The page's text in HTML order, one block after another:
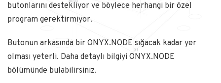
butonlarını destekliyor ve böylece herhangi bir özel
program gerektirmiyor.
Butonun arkasında bir ONYX.NODE sığacak kadar yer
olması yeterli. Daha detaylı bilgiyi ONYX.NODE
bölümünde bulabilirsiniz.